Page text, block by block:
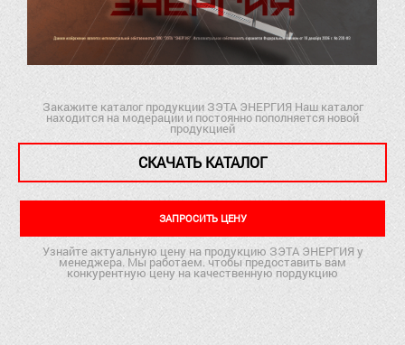
Закажите каталог продукции ЗЭТА ЭНЕРГИЯ Наш каталог
находится на модерации и постоянно пополняется новой
продукцией
СКАЧАТЬ КАТАЛОГ
ЗАПРОСИТЬ ЦЕНУ
Узнайте актуальную цену на продукцию ЗЭТА ЭНЕРГИЯ у
менеджера. Мы работаем. чтобы предоставить вам
конкурентную цену на качественную пордукцию